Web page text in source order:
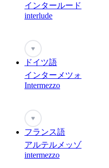
インタールード
interlude
♥
ドイツ語
インターメツォ
Intermezzo
♥
フランス語
アルテルメッゾ
intermezzo